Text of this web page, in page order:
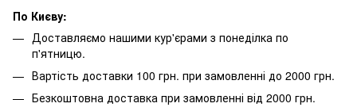
По Києву:
Доставляємо нашими кур'єрами з понеділка по
п'ятницю.
Вартість доставки 100 грн. при замовленні до 2000 грн.
Безкоштовна доставка при замовленні від 2000 грн.